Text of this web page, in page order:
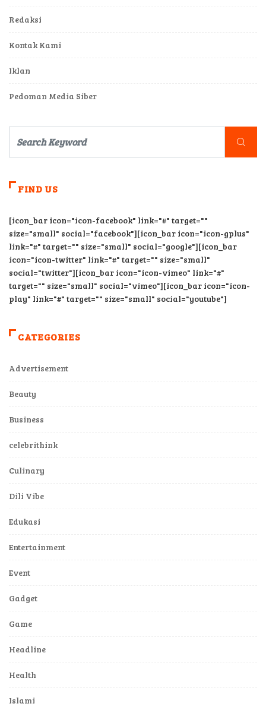
Redaksi
Kontak Kami
Iklan
Pedoman Media Siber
FIND US
[icon_bar icon="icon-facebook" link="#" target=""
size="small" social="facebook"][icon_bar icon="icon-gplus"
link="#" target="" size="small" social="google"][icon_bar
icon="icon-twitter" link="#" target="" size="small"
social="twitter"][icon_bar icon="icon-vimeo" link="#"
target="" size="small" social="vimeo"][icon_bar icon="icon-
play" link="#" target="" size="small" social="youtube"]
CATEGORIES
Advertisement
Beauty
Business
celebrithink
Culinary
Dili Vibe
Edukasi
Entertainment
Event
Gadget
Game
Headline
Health
Islami